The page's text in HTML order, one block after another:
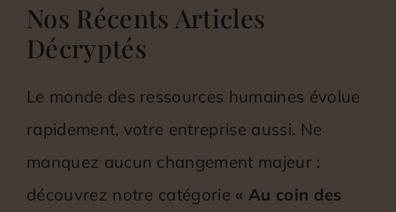
Nos Récents Articles
Décryptés
Le monde des ressources humaines évolue
rapidement, votre entreprise aussi. Ne
manquez aucun changement majeur :
découvrez notre catégorie « Au coin des